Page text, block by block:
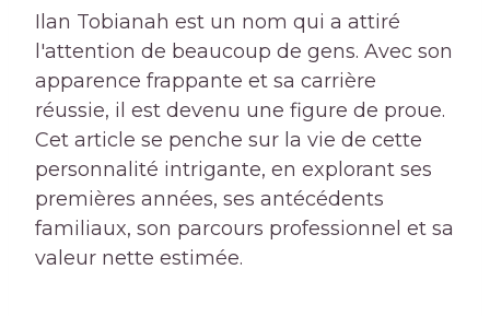
Ilan Tobianah est un nom qui a attiré
l'attention de beaucoup de gens. Avec son
apparence frappante et sa carrière
réussie, il est devenu une figure de proue.
Cet article se penche sur la vie de cette
personnalité intrigante, en explorant ses
premières années, ses antécédents
familiaux, son parcours professionnel et sa
valeur nette estimée.